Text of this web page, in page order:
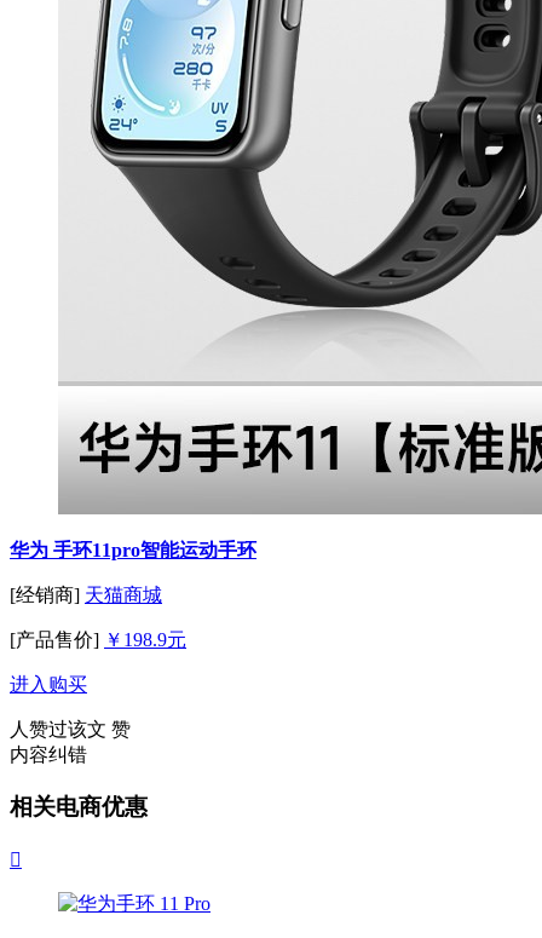
华为 手环11pro智能运动手环
[经销商] 天猫商城
[产品售价] ￥198.9元
进入购买
人赞过该文 赞
内容纠错
相关电商优惠
